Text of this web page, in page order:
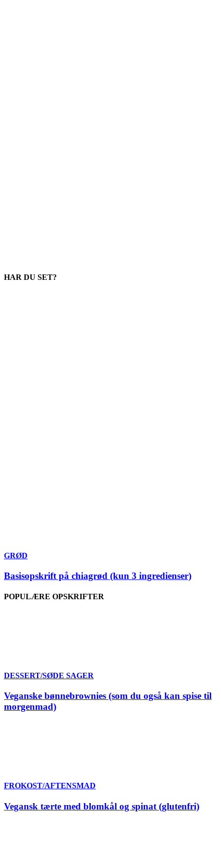
HAR DU SET?
GRØD
Basisopskrift på chiagrød (kun 3 ingredienser)
POPULÆRE OPSKRIFTER
DESSERT/SØDE SAGER
Veganske bønnebrownies (som du også kan spise til
morgenmad)
FROKOST/AFTENSMAD
Vegansk tærte med blomkål og spinat (glutenfri)